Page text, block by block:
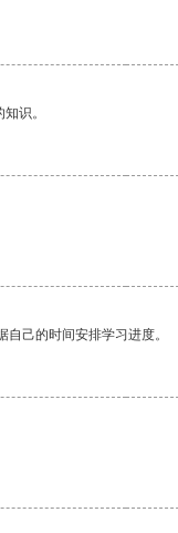
识。
己的时间安排学习进度。